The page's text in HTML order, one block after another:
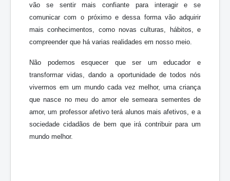
vão se sentir mais confiante para interagir e se
comunicar com o próximo e dessa forma vão adquirir
mais conhecimentos, como novas culturas, hábitos, e
compreender que há varias realidades em nosso meio.
Não podemos esquecer que ser um educador e
transformar vidas, dando a oportunidade de todos nós
vivermos em um mundo cada vez melhor, uma criança
que nasce no meu do amor ele semeara sementes de
amor, um professor afetivo terá alunos mais afetivos, e a
sociedade cidadãos de bem que irá contribuir para um
mundo melhor.